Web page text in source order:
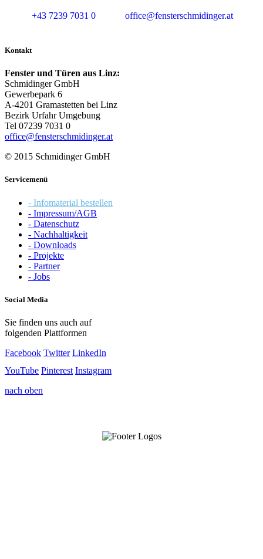
+43 7239 7031 0 office@fensterschmidinger.at
Kontakt
Fenster und Türen aus Linz:
Schmidinger GmbH
Gewerbepark 6
A-4201 Gramastetten bei Linz
Bezirk Urfahr Umgebung
Tel 07239 7031 0
office@fensterschmidinger.at
© 2015 Schmidinger GmbH
Servicemenü
- Infomaterial bestellen
- Impressum/AGB
- Datenschutz
- Nachhaltigkeit
- Downloads
- Projekte
- Partner
- Jobs
Social Media
Sie finden uns auch auf
folgenden Plattformen
Facebook Twitter LinkedIn
YouTube Pinterest Instagram
nach oben